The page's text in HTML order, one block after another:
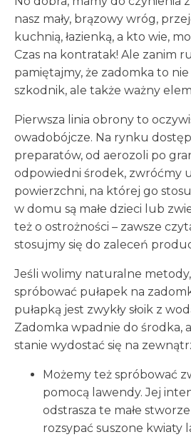
nasz mały, brązowy wróg,
kuchnią, łazienką, a kto wie,
Czas na kontratak! Ale zanim
pamiętajmy, że zadomka to
szkodnik, ale także ważny
Pierwsza linia obrony to
owadobójcze. Na rynku
preparatów, od aerozoli po
odpowiedni środek, zwróćmy
powierzchni, na której go
w domu są małe dzieci lub
też o ostrożności – zawsze
stosujmy się do zaleceń
Jeśli wolimy naturalne
spróbować pułapek na
pułapką jest zwykły słoik z
Zadomka wpadnie do środka,
stanie wydostać się na
Możemy też spróbować
pomocą lawendy. Jej
odstrasza te małe
rozsypać suszone kwiaty